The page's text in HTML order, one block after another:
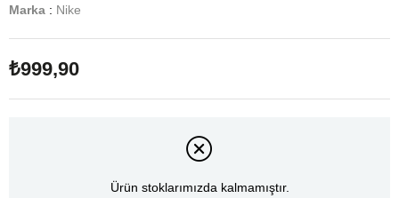
Marka : Nike
₺999,90
Ürün stoklarımızda kalmamıştır.